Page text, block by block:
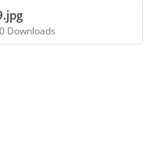
Downloads